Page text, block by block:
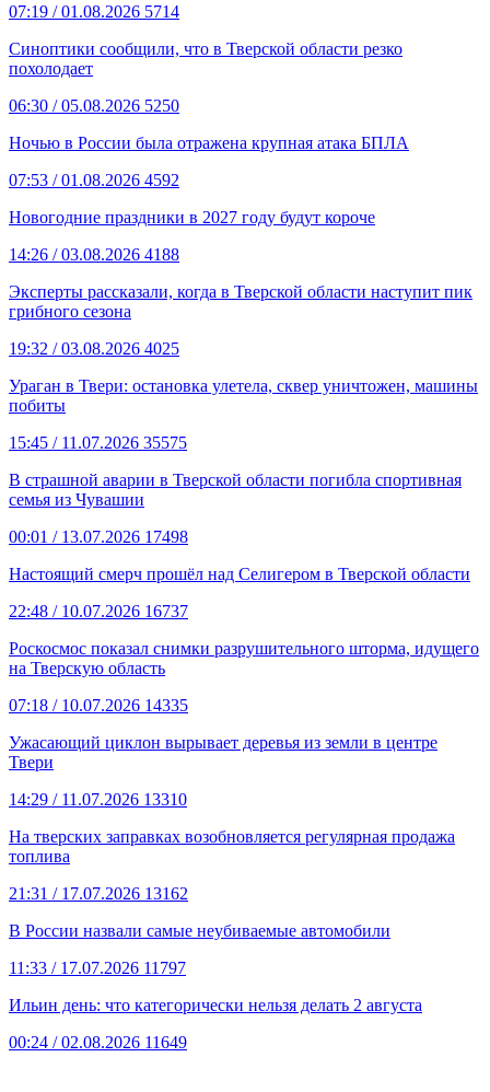
07:19 / 01.08.2026 5714
Синоптики сообщили, что в Тверской области резко
похолодает
06:30 / 05.08.2026 5250
Ночью в России была отражена крупная атака БПЛА
07:53 / 01.08.2026 4592
Новогодние праздники в 2027 году будут короче
14:26 / 03.08.2026 4188
Эксперты рассказали, когда в Тверской области наступит пик
грибного сезона
19:32 / 03.08.2026 4025
Ураган в Твери: остановка улетела, сквер уничтожен, машины
побиты
15:45 / 11.07.2026 35575
В страшной аварии в Тверской области погибла спортивная
семья из Чувашии
00:01 / 13.07.2026 17498
Настоящий смерч прошёл над Селигером в Тверской области
22:48 / 10.07.2026 16737
Роскосмос показал снимки разрушительного шторма, идущего
на Тверскую область
07:18 / 10.07.2026 14335
Ужасающий циклон вырывает деревья из земли в центре
Твери
14:29 / 11.07.2026 13310
На тверских заправках возобновляется регулярная продажа
топлива
21:31 / 17.07.2026 13162
В России назвали самые неубиваемые автомобили
11:33 / 17.07.2026 11797
Ильин день: что категорически нельзя делать 2 августа
00:24 / 02.08.2026 11649